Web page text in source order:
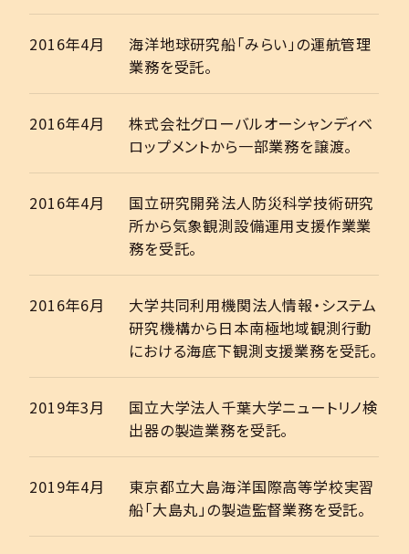
2016年4月
海洋地球研究船「みらい」の運航管理
業務を受託。
2016年4月
株式会社グローバルオーシャンディベ
ロップメントから一部業務を譲渡。
2016年4月
国立研究開発法人防災科学技術研究
所から気象観測設備運用支援作業業
務を受託。
2016年6月
大学共同利用機関法人情報・システム
研究機構から日本南極地域観測行動
における海底下観測支援業務を受託。
2019年3月
国立大学法人千葉大学ニュートリノ検
出器の製造業務を受託。
2019年4月
東京都立大島海洋国際高等学校実習
船「大島丸」の製造監督業務を受託。